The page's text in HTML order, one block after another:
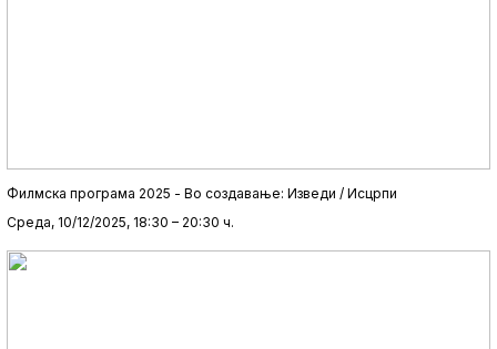
Филмска програма 2025 - Во создавање: Изведи / Исцрпи
Среда, 10/12/2025, 18:30 – 20:30 ч.